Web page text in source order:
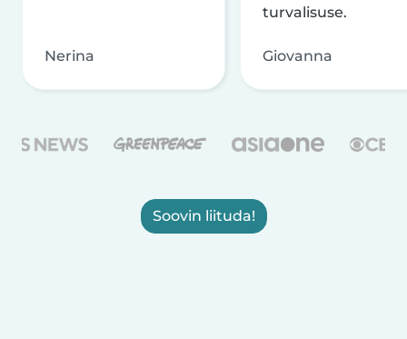
Nerina
turvalisuse.
Giovanna
Soovin liituda!